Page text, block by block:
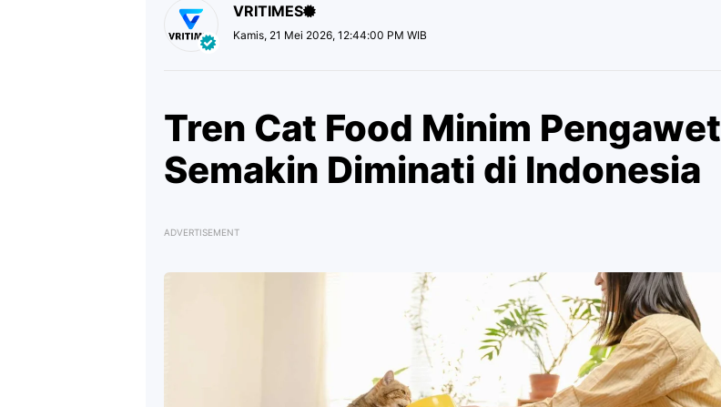
VRITIMES
Kamis, 21 Mei 2026, 12:44:00 PM WIB
Tren Cat Food Minim Pengawet
Semakin Diminati di Indonesia
ADVERTISEMENT